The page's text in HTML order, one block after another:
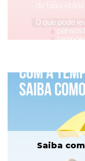
Saiba